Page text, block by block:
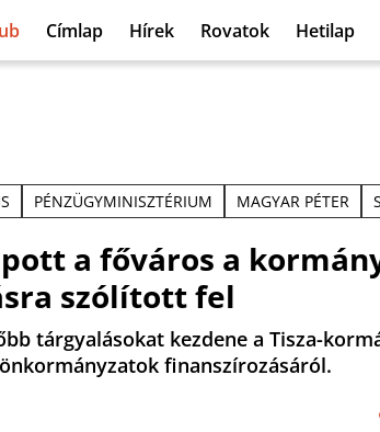
Címlap Hírek Rovatok Hetilap
PÉNZÜGYMINISZTÉRIUM MAGYAR PÉTER
a főváros a
szólított fel
tárgyalásokat kezdene a Tisza-
finanszírozásáról.